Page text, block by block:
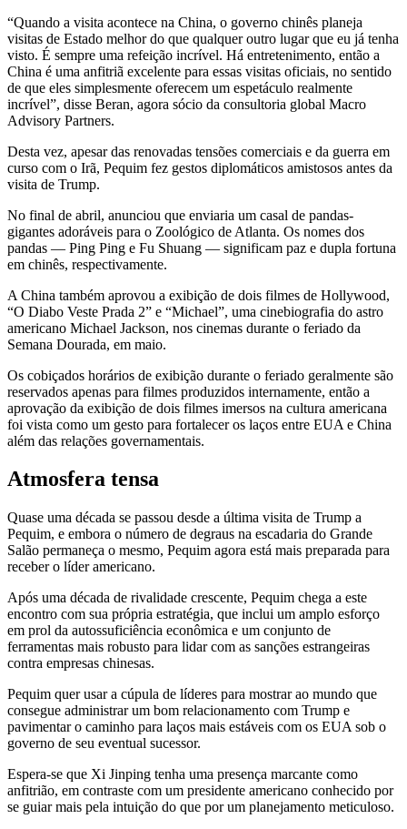
“Quando a visita acontece na China, o governo chinês planeja
visitas de Estado melhor do que qualquer outro lugar que eu já tenha
visto. É sempre uma refeição incrível. Há entretenimento, então a
China é uma anfitriã excelente para essas visitas oficiais, no sentido
de que eles simplesmente oferecem um espetáculo realmente
incrível”, disse Beran, agora sócio da consultoria global Macro
Advisory Partners.
Desta vez, apesar das renovadas tensões comerciais e da guerra em
curso com o Irã, Pequim fez gestos diplomáticos amistosos antes da
visita de Trump.
No final de abril, anunciou que enviaria um casal de pandas-
gigantes adoráveis ​​para o Zoológico de Atlanta. Os nomes dos
pandas — Ping Ping e Fu Shuang — significam paz e dupla fortuna
em chinês, respectivamente.
A China também aprovou a exibição de dois filmes de Hollywood,
“O Diabo Veste Prada 2” e “Michael”, uma cinebiografia do astro
americano Michael Jackson, nos cinemas durante o feriado da
Semana Dourada, em maio.
Os cobiçados horários de exibição durante o feriado geralmente são
reservados apenas para filmes produzidos internamente, então a
aprovação da exibição de dois filmes imersos na cultura americana
foi vista como um gesto para fortalecer os laços entre EUA e China
além das relações governamentais.
Atmosfera tensa
Quase uma década se passou desde a última visita de Trump a
Pequim, e embora o número de degraus na escadaria do Grande
Salão permaneça o mesmo, Pequim agora está mais preparada para
receber o líder americano.
Após uma década de rivalidade crescente, Pequim chega a este
encontro com sua própria estratégia, que inclui um amplo esforço
em prol da autossuficiência econômica e um conjunto de
ferramentas mais robusto para lidar com as sanções estrangeiras
contra empresas chinesas.
Pequim quer usar a cúpula de líderes para mostrar ao mundo que
consegue administrar um bom relacionamento com Trump e
pavimentar o caminho para laços mais estáveis ​​com os EUA sob o
governo de seu eventual sucessor.
Espera-se que Xi Jinping tenha uma presença marcante como
anfitrião, em contraste com um presidente americano conhecido por
se guiar mais pela intuição do que por um planejamento meticuloso.